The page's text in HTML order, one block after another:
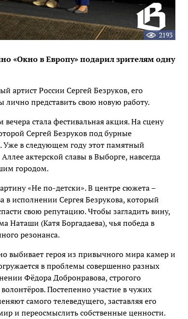
2193
«Окно в Европу» подарил зрителям одну
артист России Сергей Безруков, его
представить свою новую работу.
стала фестивальная акция. На сцену
Сергей Безруков под бурные
Уже в следующем году этот памятный
актерской славы в Выборге, навсегда
городом.
«Не по-детски». В центре сюжета –
в исполнении Сергея Безрукова, который
свою репутацию. Чтобы загладить вину,
Наташи (Катя Боргадаева), чья победа в
резонанса.
выбивает героя из привычного мира камер и
в проблемы совершенно разных
Фёдора Добронравова, строгого
Постепенно участие в чужих
самого телеведущего, заставляя его
и переосмыслить собственные ценности.